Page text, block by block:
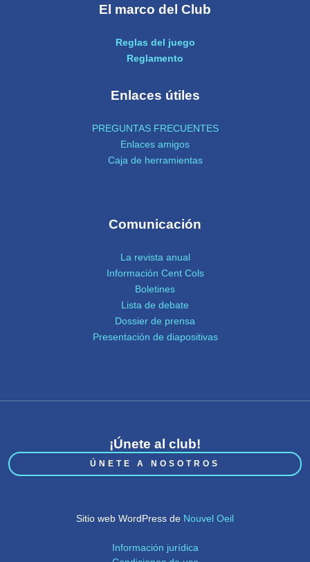
El marco del Club
Reglas del juego
Reglamento
Enlaces útiles
PREGUNTAS FRECUENTES
Enlaces amigos
Caja de herramientas
Comunicación
La revista anual
Información Cent Cols
Boletines
Lista de debate
Dossier de prensa
Presentación de diapositivas
¡Únete al club!
ÚNETE A NOSOTROS
Sitio web WordPress de Nouvel Oeil
Información jurídica